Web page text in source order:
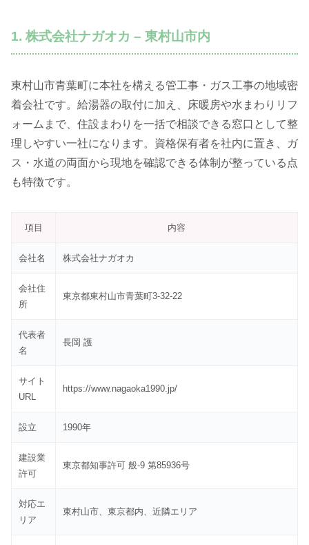
1. 株式会社ナガオカ – 東村山市内
東村山市青葉町に本社を構える管工事・ガス工事の地域密
着会社です。給湯器の取付に加え、床暖房や水まわりリフ
ォームまで、住設まわりを一括で相談できる窓口として整
理しやすい一社になります。資格保有者を社内に置き、ガ
ス・水道の両面から現地を確認できる体制が整っている点
も特徴です。
項目 内容
会社名 株式会社ナガオカ
会社住
所
東京都東村山市青葉町3-32-22
代表者
名
長岡 護
サイト
URL
https://www.nagaoka1990.jp/
設立 1990年
建設業
許可
東京都知事許可 般-9 第85936号
対応エ
リア
東村山市、東京都内、近隣エリア